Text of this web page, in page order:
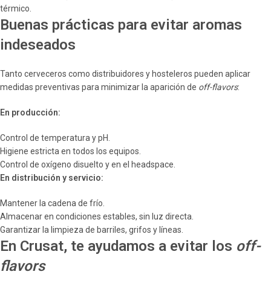
térmico.
Buenas prácticas para evitar aromas
indeseados
Tanto cerveceros como distribuidores y hosteleros pueden aplicar
medidas preventivas para minimizar la aparición de off-flavors:
En producción:
Control de temperatura y pH.
Higiene estricta en todos los equipos.
Control de oxígeno disuelto y en el headspace.
En distribución y servicio:
Mantener la cadena de frío.
Almacenar en condiciones estables, sin luz directa.
Garantizar la limpieza de barriles, grifos y líneas.
En Crusat, te ayudamos a evitar los off-
flavors